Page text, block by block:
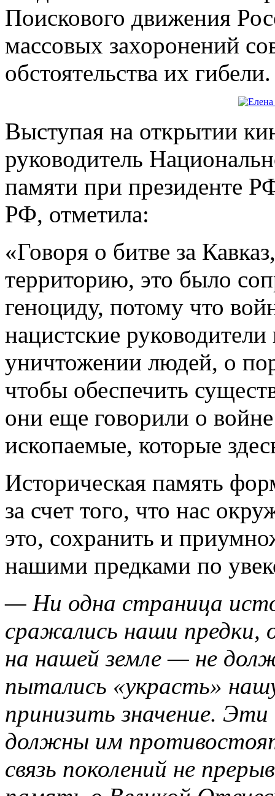
Поискового движения
массовых захоронений
обстоятельства их гибели.
Выступая на открытии
руководитель
памяти при президенте
РФ, отметила:
«Говоря о битве за
территорию, это было
геноциду, потому что
нацистские
уничтожении людей, о
чтобы обеспечить
они еще говорили о
ископаемые, которые
Историческая память
за счет того, что нас
это, сохранить и
нашими предками по
— Ни одна страница
сражались наши предки,
на нашей земле — не
пытались «украсть»
принизить значение.
должны им
связь поколений не